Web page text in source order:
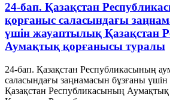
24-бап. Қазақстан
қорғаныс саласындағы
үшін жауаптылық Қазақстан
Аумақтық қорғанысы туралы
24-бап. Қазақстан Республикасының
саласындағы заңнамасын бұзғаны
Қазақстан Республикасының